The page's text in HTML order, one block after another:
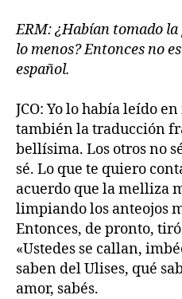
ERM: ¿Habían tomado
lo menos? Entonces no
español.
JCO: Yo lo había leído
también la traducción
bellísima. Los otros no
sé. Lo que te quiero
acuerdo que la melliza
limpiando los anteojos
Entonces, de pronto,
«Ustedes se callan,
saben del Ulises, qué
amor, sabés.